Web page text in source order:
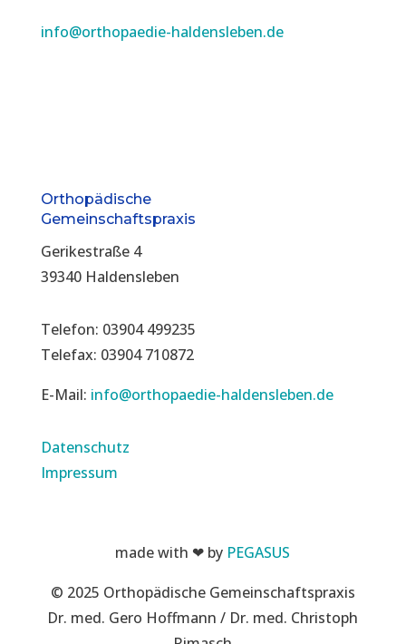
info@orthopaedie-haldensleben.de
Orthopädische
Gemeinschaftspraxis
Gerikestraße 4
39340 Haldensleben
Telefon: 03904 499235
Telefax: 03904 710872
E-Mail: info@orthopaedie-haldensleben.de
Datenschutz
Impressum
made with ❤ by PEGASUS
© 2025 Orthopädische Gemeinschaftspraxis
Dr. med. Gero Hoffmann / Dr. med. Christoph